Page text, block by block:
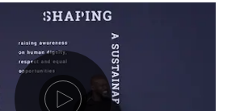
Riproduci video